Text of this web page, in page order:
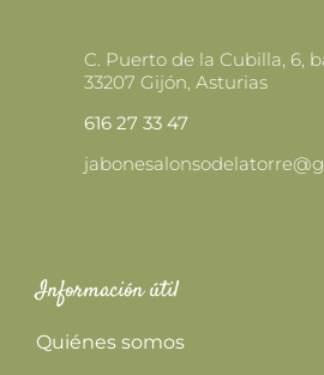
C. Puerto de la Cubilla, 6,
33207 Gijón, Asturias
616 27 33 47
Información útil
Quiénes somos